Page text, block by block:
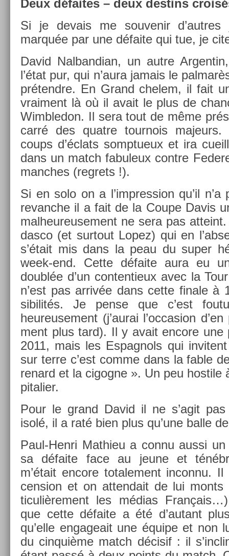
Deux défaites – deux de­stins
Si je de­vais me souvenir d’aut­res
marquée par une défaite qui tue, je
David Nal­bandian, un autre
l’état pur, qui n’aura jamais le
prétendre. En Grand chelem, il fait
vrai­ment là où il avait le plus de
Wimbledon. Il sera tout de même
carré des quat­re tour­nois
coups d’éclats somptueux et ira
dans un match fabuleux con­tre
man­ches (re­grets !).
Si en solo on a l’impress­ion qu’il
re­vanche il a fait de la Coupe Davis
mal­heureuse­ment ne sera pas
dasco (et sur­tout Lopez) qui en
s’était mis dans la peau du super
week-end. Cette défaite aura eu
doublée d’un con­ten­tieux avec la
n’est pas arrivée dans cette fin­ale
sibilités. Je pense que c’est
heureuse­ment (j’aurai l’oc­cas­ion
ment plus tard). Il y avait en­core une
2011, mais les Es­pagnols qui
sur terre c’est comme dans la fable
re­nard et la cigog­ne ». Un peu hos­tile
pitali­er.
Pour le grand David il ne s’agit pas
isolé, il a raté bien plus qu’une balle
Paul-Henri Mat­hieu a connu aussi un
sa défaite face au jeune et
m’était en­core totale­ment in­con­nu.
cens­ion et on at­tendait de lui
ticuliè­re­ment les médias
que cette défaite a été d’autant
qu’elle en­gageait une équipe et non
du cin­quiè­me match décisif : il